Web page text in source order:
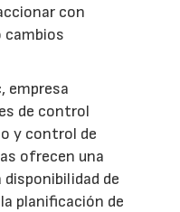
con
cambios
empresa
de control
y control de
ofrecen una
de
planificación de